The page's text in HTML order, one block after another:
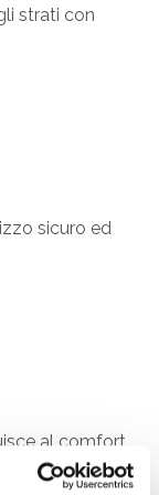
strati con
sicuro ed
al comfort